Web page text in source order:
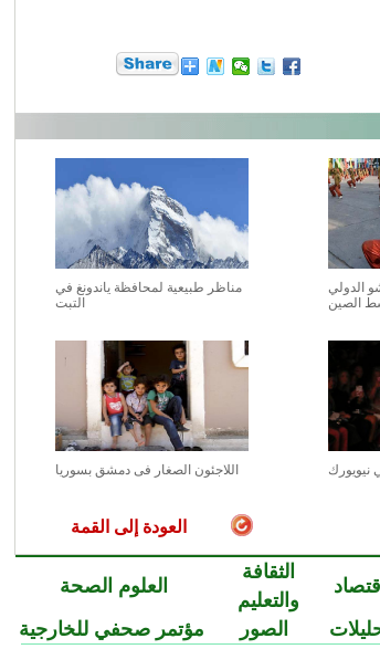
الدولي
الصين
مناظر طبيعية لمحافظة ياندونغ في
التبت
نيويورك اللاجئون الصغار فى دمشق بسوريا
العودة إلى القمة
الثقافة
والتعليم
العلوم الصحة
الصور مؤتمر صحفي للخارجية